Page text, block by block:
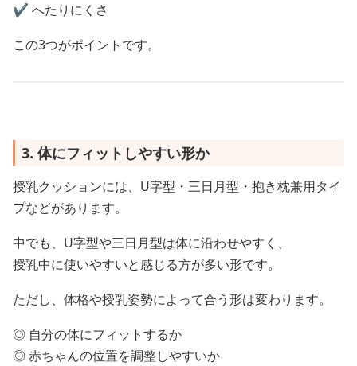
✔️ へたりにくさ
この3つがポイントです。
3. 体にフィットしやすい形か
授乳クッションには、U字型・三日月型・抱き枕兼用タイ
プなどがあります。
中でも、U字型や三日月型は体に沿わせやすく、
授乳中に使いやすいと感じる方が多い形です。
ただし、体格や授乳姿勢によって合う形は変わります。
◎ 自分の体にフィットするか
◎ 赤ちゃんの位置を調整しやすいか